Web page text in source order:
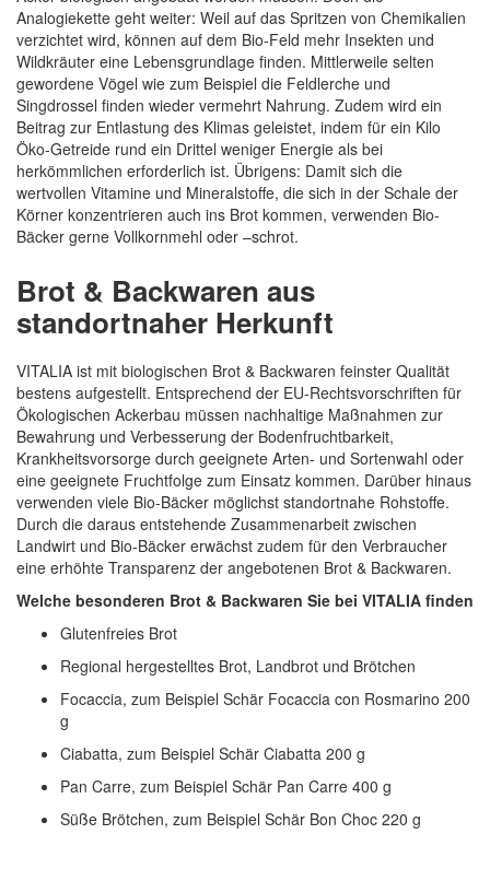
Analogiekette geht weiter: Weil auf das Spritzen von Chemikalien
verzichtet wird, können auf dem Bio-Feld mehr Insekten und
Wildkräuter eine Lebensgrundlage finden. Mittlerweile selten
gewordene Vögel wie zum Beispiel die Feldlerche und
Singdrossel finden wieder vermehrt Nahrung. Zudem wird ein
Beitrag zur Entlastung des Klimas geleistet, indem für ein Kilo
Öko-Getreide rund ein Drittel weniger Energie als bei
herkömmlichen erforderlich ist. Übrigens: Damit sich die
wertvollen Vitamine und Mineralstoffe, die sich in der Schale der
Körner konzentrieren auch ins Brot kommen, verwenden Bio-
Bäcker gerne Vollkornmehl oder –schrot.
Brot & Backwaren aus
standortnaher Herkunft
VITALIA ist mit biologischen Brot & Backwaren feinster Qualität
bestens aufgestellt. Entsprechend der EU-Rechtsvorschriften für
Ökologischen Ackerbau müssen nachhaltige Maßnahmen zur
Bewahrung und Verbesserung der Bodenfruchtbarkeit,
Krankheitsvorsorge durch geeignete Arten- und Sortenwahl oder
eine geeignete Fruchtfolge zum Einsatz kommen. Darüber hinaus
verwenden viele Bio-Bäcker möglichst standortnahe Rohstoffe.
Durch die daraus entstehende Zusammenarbeit zwischen
Landwirt und Bio-Bäcker erwächst zudem für den Verbraucher
eine erhöhte Transparenz der angebotenen Brot & Backwaren.
Welche besonderen Brot & Backwaren Sie bei VITALIA finden
Glutenfreies Brot
Regional hergestelltes Brot, Landbrot und Brötchen
Focaccia, zum Beispiel Schär Focaccia con Rosmarino 200
g
Ciabatta, zum Beispiel Schär Ciabatta 200 g
Pan Carre, zum Beispiel Schär Pan Carre 400 g
Süße Brötchen, zum Beispiel Schär Bon Choc 220 g